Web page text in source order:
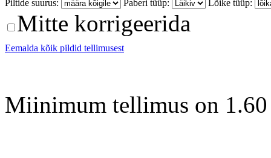
Piltide suurus: Paberi tüüp: Lõike tüüp:
Mitte korrigeerida
Eemalda kõik pildid tellimusest
Miinimum tellimus on